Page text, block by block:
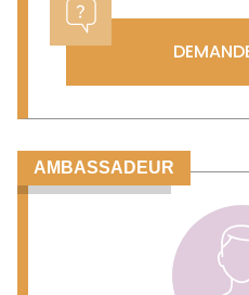
AMBASSADEUR